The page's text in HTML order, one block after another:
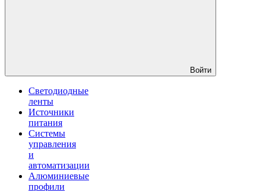
Войти
Светодиодные
ленты
Источники
питания
Системы
управления
и
автоматизации
Алюминиевые
профили